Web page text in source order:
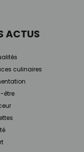
ACTUS
culinaires
être